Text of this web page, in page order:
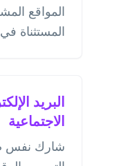
المواقع
المستثناة
البريد
الاجتماعية
شارك نفس